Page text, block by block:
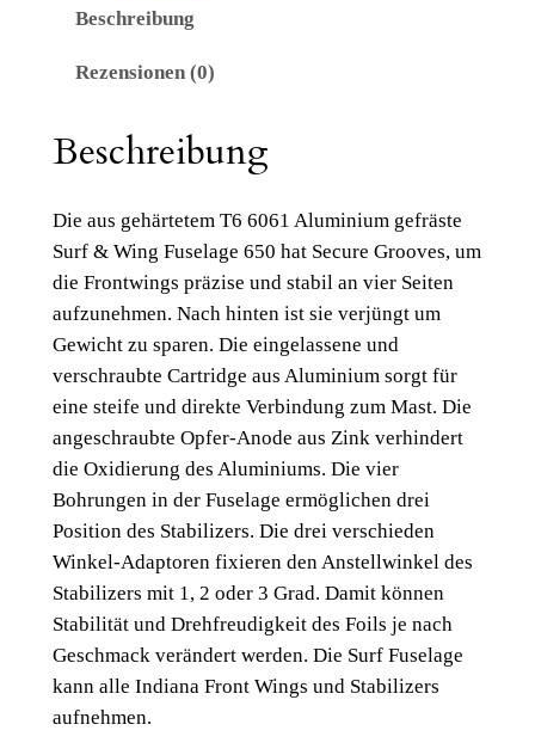
l
u
r
f
&
W
i
n
g
F
u
s
e
l
a
g
e
6
Beschreibung
Rezensionen (0)
Beschreibung
Die aus gehärtetem T6 6061 Aluminium gefräste
Surf & Wing Fuselage 650 hat Secure Grooves, um
die Frontwings präzise und stabil an vier Seiten
aufzunehmen. Nach hinten ist sie verjüngt um
Gewicht zu sparen. Die eingelassene und
verschraubte Cartridge aus Aluminium sorgt für
eine steife und direkte Verbindung zum Mast. Die
angeschraubte Opfer-Anode aus Zink verhindert
die Oxidierung des Aluminiums. Die vier
Bohrungen in der Fuselage ermöglichen drei
Position des Stabilizers. Die drei verschieden
Winkel-Adaptoren fixieren den Anstellwinkel des
Stabilizers mit 1, 2 oder 3 Grad. Damit können
Stabilität und Drehfreudigkeit des Foils je nach
Geschmack verändert werden. Die Surf Fuselage
kann alle Indiana Front Wings und Stabilizers
aufnehmen.